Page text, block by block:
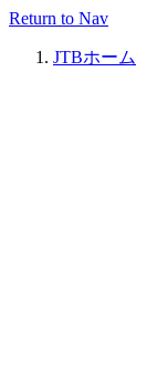
Return to Nav
JTBホーム